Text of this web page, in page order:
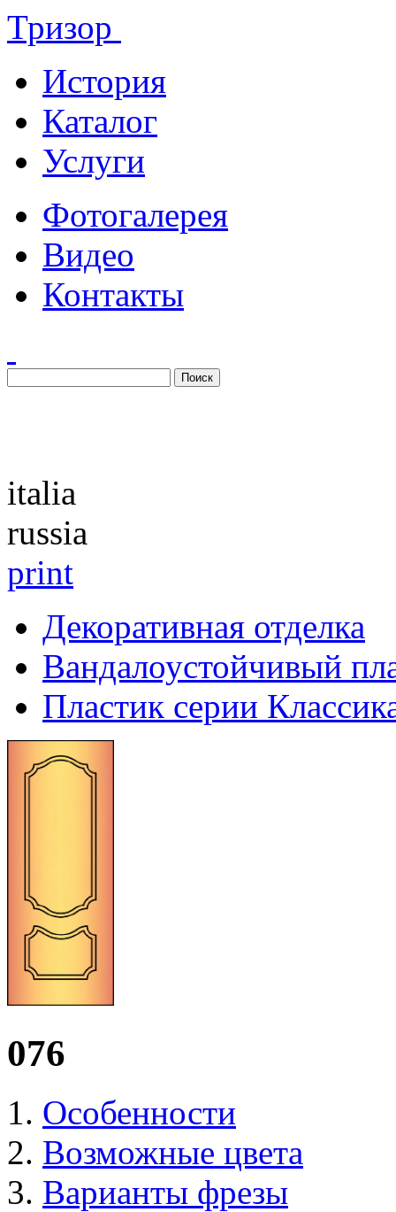
Тризор
История
Каталог
Услуги
Фотогалерея
Видео
Контакты
italia
russia
print
Декоративная отделка
Вандалоустойчивый
Пластик серии
076
Особенности
Возможные цвета
Варианты фрезы